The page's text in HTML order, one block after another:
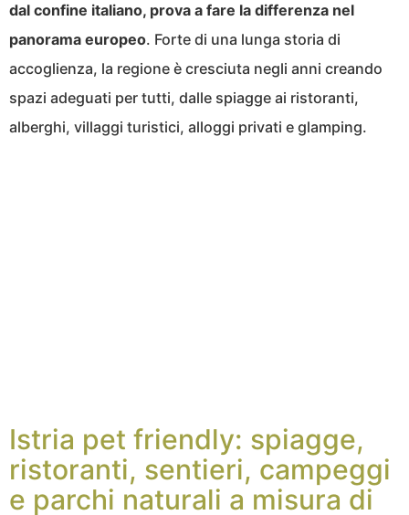
dal confine italiano, prova a fare la differenza nel
panorama europeo. Forte di una lunga storia di
accoglienza, la regione è cresciuta negli anni creando
spazi adeguati per tutti, dalle spiagge ai ristoranti,
alberghi, villaggi turistici, alloggi privati e glamping.
Istria pet friendly: spiagge,
ristoranti, sentieri, campeggi
e parchi naturali a misura di